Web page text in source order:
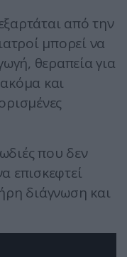
από την
μπορεί να
θεραπεία για
και
που δεν
επισκεφτεί
διάγνωση και